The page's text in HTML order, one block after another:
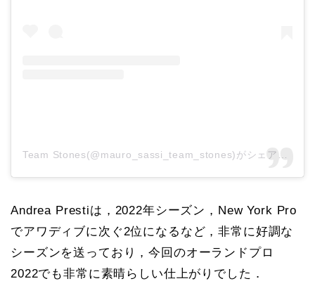
Team Stones(@mauro_sassi_team_stones)がシェアした投稿
Andrea Prestiは，2022年シーズン，New York Pro
でアワディブに次ぐ2位になるなど，非常に好調な
シーズンを送っており，今回のオーランドプロ
2022でも非常に素晴らしい仕上がりでした．